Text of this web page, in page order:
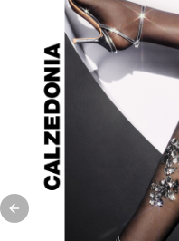
Previous slide